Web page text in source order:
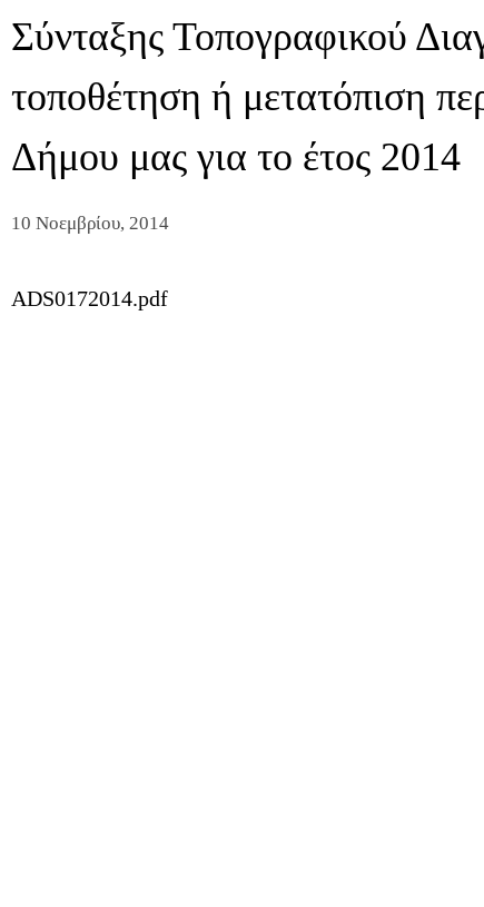
Σύνταξης Τοπογραφικού
τοποθέτηση ή μετατόπιση
Δήμου μας για το έτος 2014
10 Νοεμβρίου, 2014
ADS0172014.pdf